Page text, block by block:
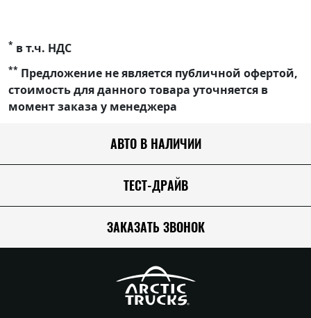
* в т.ч. НДС
** Предложение не является публичной офертой,
стоимость для данного товара уточняется в
момент заказа у менеджера
АВТО В НАЛИЧИИ
ТЕСТ-ДРАЙВ
ЗАКАЗАТЬ ЗВОНОК